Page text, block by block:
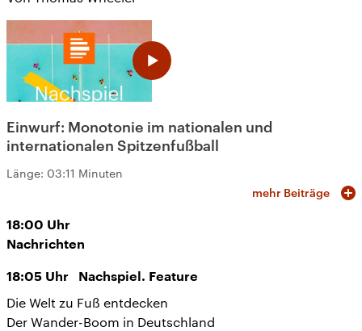
Einwurf: Monotonie im nationalen und
internationalen Spitzenfußball
Länge: 03:11 Minuten
mehr Beiträge
18:00 Uhr
Nachrichten
18:05 Uhr Nachspiel. Feature
Die Welt zu Fuß entdecken
Der Wander-Boom in Deutschland